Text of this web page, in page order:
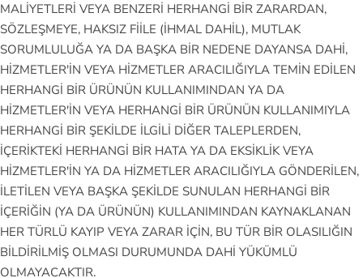
MALİYETLERİ VEYA BENZERİ HERHANGİ BİR ZARARDAN,
SÖZLEŞMEYE, HAKSIZ FİİLE (İHMAL DAHİL), MUTLAK
SORUMLULUĞA YA DA BAŞKA BİR NEDENE DAYANSA DAHİ,
HİZMETLER'İN VEYA HİZMETLER ARACILIĞIYLA TEMİN EDİLEN
HERHANGİ BİR ÜRÜNÜN KULLANIMINDAN YA DA
HİZMETLER'İN VEYA HERHANGİ BİR ÜRÜNÜN KULLANIMIYLA
HERHANGİ BİR ŞEKİLDE İLGİLİ DİĞER TALEPLERDEN,
İÇERİKTEKİ HERHANGİ BİR HATA YA DA EKSİKLİK VEYA
HİZMETLER'İN YA DA HİZMETLER ARACILIĞIYLA GÖNDERİLEN,
İLETİLEN VEYA BAŞKA ŞEKİLDE SUNULAN HERHANGİ BİR
İÇERİĞİN (YA DA ÜRÜNÜN) KULLANIMINDAN KAYNAKLANAN
HER TÜRLÜ KAYIP VEYA ZARAR İÇİN, BU TÜR BİR OLASILIĞIN
BİLDİRİLMİŞ OLMASI DURUMUNDA DAHİ YÜKÜMLÜ
OLMAYACAKTIR.